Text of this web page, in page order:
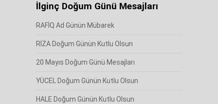
İlginç Doğum Günü Mesajları
RAFİQ Ad Günün Mübarek
RİZA Doğum Günün Kutlu Olsun
20 Mayıs Doğum Günü Mesajları
YÜCEL Doğum Günün Kutlu Olsun
HALE Doğum Günün Kutlu Olsun